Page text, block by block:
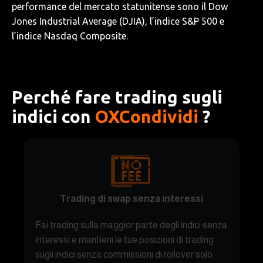
performance del mercato statunitense sono il Dow
Jones Industrial Average (DJIA), l’indice S&P 500 e
l’indice Nasdaq Composite.
Perché fare trading sugli
indici con OXCondividi ?
Trading di swap senza interessi
Fai trading sulla maggior parte degli indici senza
interessi e mantieni le tue posizioni di trading
sugli indici senza commissioni di rollover solo